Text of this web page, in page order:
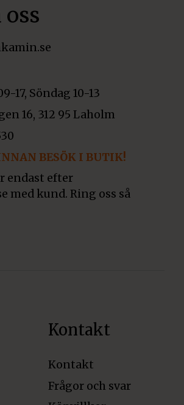
17, Söndag 10-13
16, 312 95 Laholm
BESÖK I BUTIK!
endast efter
med kund. Ring oss så
Kontakt
Kontakt
Frågor och svar